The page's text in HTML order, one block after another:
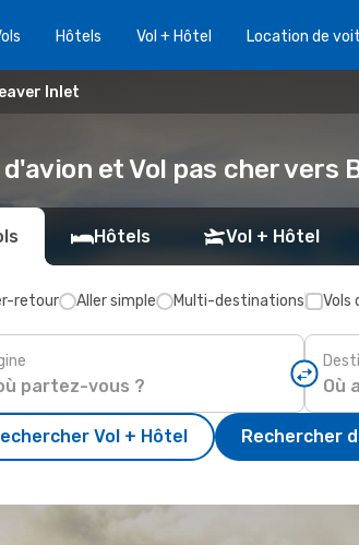
Hôtels Vol + Hôtel Location de
Inlet
et Vol pas cher vers
Hôtels Vol + Hôtel
retour Aller simple Multi-destinations Vols
Vol + Hôtel Rechercher